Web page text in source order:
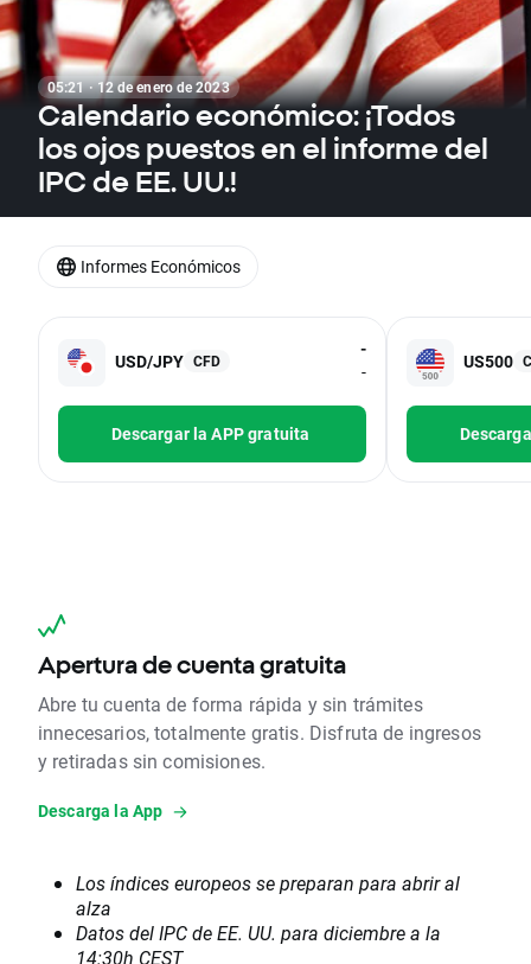
05:21 · 12 de enero de 2023
Calendario económico: ¡Todos
los ojos puestos en el informe del
IPC de EE. UU.!
USD/JPY CFD
-
-
Descargar la APP gratuita
US500
Apertura de cuenta gratuita
Abre tu cuenta de forma rápida y sin trámites
innecesarios, totalmente gratis. Disfruta de ingresos
y retiradas sin comisiones.
Descarga la App
Los índices europeos se preparan para abrir al
alza
Datos del IPC de EE. UU. para diciembre a la
14:30h CEST
Informes Económicos